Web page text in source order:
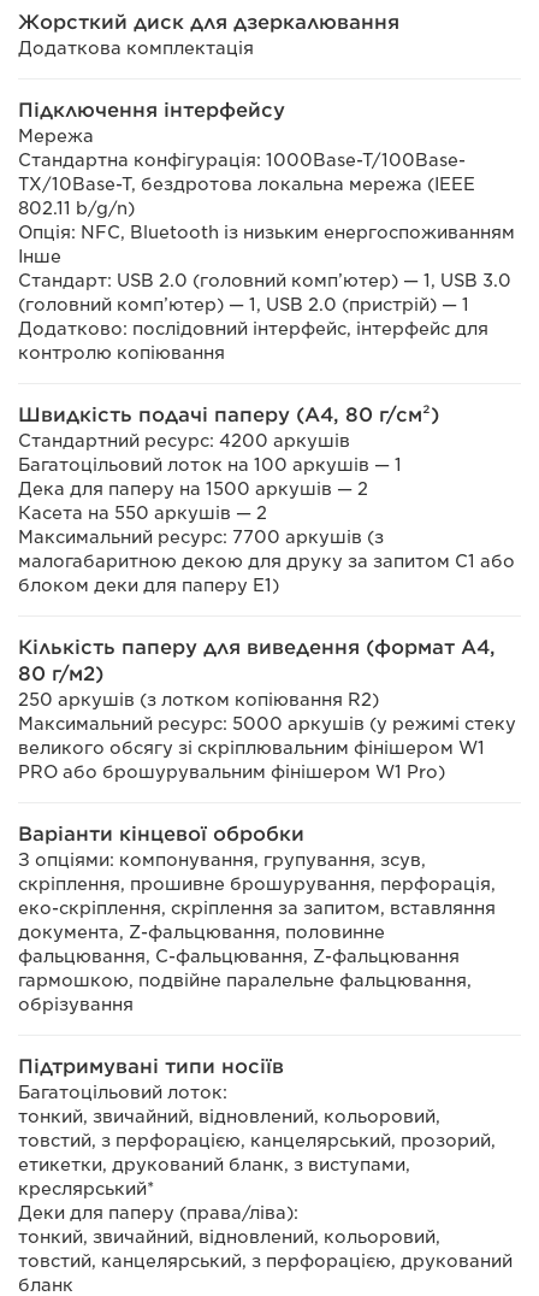
Жорсткий диск для дзеркалювання
Додаткова комплектація
Підключення інтерфейсу
Мережа
Стандартна конфігурація: 1000Base-T/100Base-
TX/10Base-T, бездротова локальна мережа (IEEE
802.11 b/g/n)
Опція: NFC, Bluetooth із низьким енергоспоживанням
Інше
Стандарт: USB 2.0 (головний комп’ютер) — 1, USB 3.0
(головний комп’ютер) — 1, USB 2.0 (пристрій) — 1
Додатково: послідовний інтерфейс, інтерфейс для
контролю копіювання
Швидкість подачі паперу (A4, 80 г/см²)
Стандартний ресурс: 4200 аркушів
Багатоцільовий лоток на 100 аркушів — 1
Дека для паперу на 1500 аркушів — 2
Касета на 550 аркушів — 2
Максимальний ресурс: 7700 аркушів (з
малогабаритною декою для друку за запитом C1 або
блоком деки для паперу E1)
Кількість паперу для виведення (формат A4,
80 г/м2)
250 аркушів (з лотком копіювання R2)
Максимальний ресурс: 5000 аркушів (у режимі стеку
великого обсягу зі скріплювальним фінішером W1
PRO або брошурувальним фінішером W1 Pro)
Варіанти кінцевої обробки
З опціями: компонування, групування, зсув,
скріплення, прошивне брошурування, перфорація,
еко-скріплення, скріплення за запитом, вставляння
документа, Z-фальцювання, половинне
фальцювання, C-фальцювання, Z-фальцювання
гармошкою, подвійне паралельне фальцювання,
обрізування
Підтримувані типи носіїв
Багатоцільовий лоток:
тонкий, звичайний, відновлений, кольоровий,
товстий, з перфорацією, канцелярський, прозорий,
етикетки, друкований бланк, з виступами,
креслярський*
Деки для паперу (права/ліва):
тонкий, звичайний, відновлений, кольоровий,
товстий, канцелярський, з перфорацією, друкований
бланк